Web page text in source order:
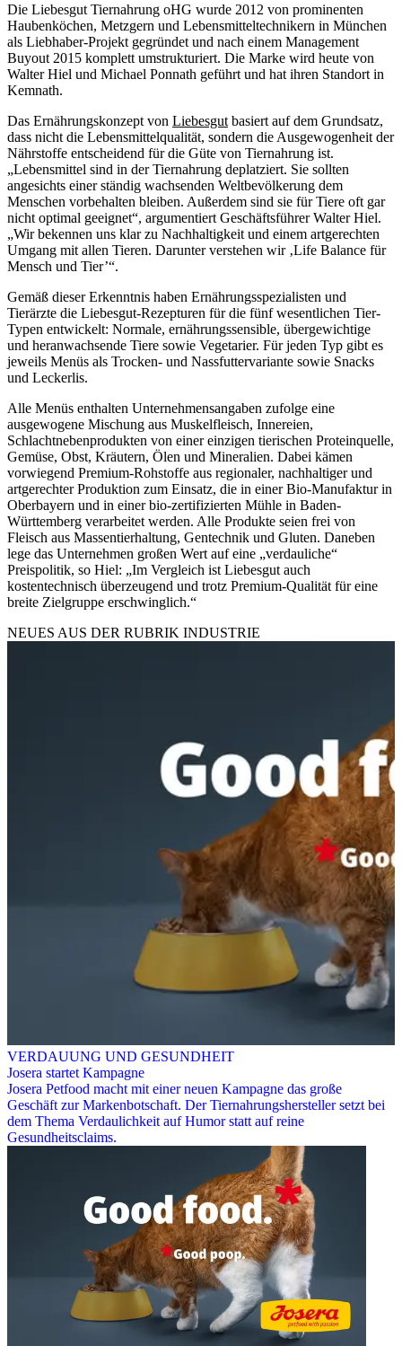
Die Liebesgut Tiernahrung oHG wurde 2012 von prominenten
Haubenköchen, Metzgern und Lebensmitteltechnikern in München
als Liebhaber-Projekt gegründet und nach einem Management
Buyout 2015 komplett umstrukturiert. Die Marke wird heute von
Walter Hiel und Michael Ponnath geführt und hat ihren Standort in
Kemnath.
Das Ernährungskonzept von Liebesgut basiert auf dem Grundsatz,
dass nicht die Lebensmittelqualität, sondern die Ausgewogenheit der
Nährstoffe entscheidend für die Güte von Tiernahrung ist.
„Lebensmittel sind in der Tiernahrung deplatziert. Sie sollten
angesichts einer ständig wachsenden Weltbevölkerung dem
Menschen vorbehalten bleiben. Außerdem sind sie für Tiere oft gar
nicht optimal geeignet“, argumentiert Geschäftsführer Walter Hiel.
„Wir bekennen uns klar zu Nachhaltigkeit und einem artgerechten
Umgang mit allen Tieren. Darunter verstehen wir ‚Life Balance für
Mensch und Tier’“.
Gemäß dieser Erkenntnis haben Ernährungsspezialisten und
Tierärzte die Liebesgut-Rezepturen für die fünf wesentlichen Tier-
Typen entwickelt: Normale, ernährungssensible, übergewichtige
und heranwachsende Tiere sowie Vegetarier. Für jeden Typ gibt es
jeweils Menüs als Trocken- und Nassfuttervariante sowie Snacks
und Leckerlis.
Alle Menüs enthalten Unternehmensangaben zufolge eine
ausgewogene Mischung aus Muskelfleisch, Innereien,
Schlachtnebenprodukten von einer einzigen tierischen Proteinquelle,
Gemüse, Obst, Kräutern, Ölen und Mineralien. Dabei kämen
vorwiegend Premium-Rohstoffe aus regionaler, nachhaltiger und
artgerechter Produktion zum Einsatz, die in einer Bio-Manufaktur in
Oberbayern und in einer bio-zertifizierten Mühle in Baden-
Württemberg verarbeitet werden. Alle Produkte seien frei von
Fleisch aus Massentierhaltung, Gentechnik und Gluten. Daneben
lege das Unternehmen großen Wert auf eine „verdauliche“
Preispolitik, so Hiel: „Im Vergleich ist Liebesgut auch
kostentechnisch überzeugend und trotz Premium-Qualität für eine
breite Zielgruppe erschwinglich.“
NEUES AUS DER RUBRIK INDUSTRIE
VERDAUUNG UND GESUNDHEIT
Josera startet Kampagne
Josera Petfood macht mit einer neuen Kampagne das große
Geschäft zur Markenbotschaft. Der Tiernahrungshersteller setzt bei
dem Thema Verdaulichkeit auf Humor statt auf reine
Gesundheitsclaims.